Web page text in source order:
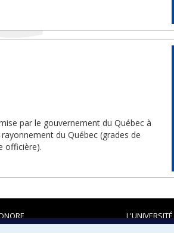
par le gouvernement du Québec à
du Québec (grades de
officière).